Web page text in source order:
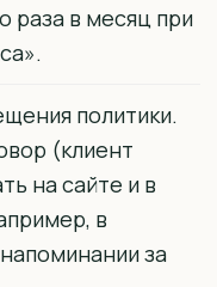
раза в месяц при
политики.
(клиент
на сайте и в
в
за